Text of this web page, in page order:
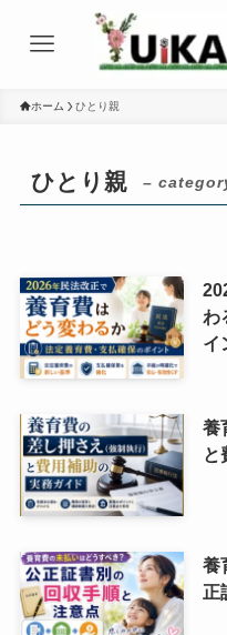
ホーム ひとり親
ひとり親 –
わ
イ
養
と
養
正